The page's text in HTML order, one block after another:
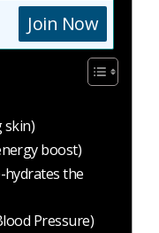
Join Now
skin)
boost)
hydrates the
Pressure)